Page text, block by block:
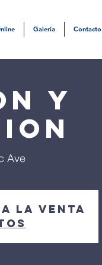
Galería Contacto
y
Ave
la venta